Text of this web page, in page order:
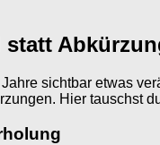
statt
sichtbar etwas
Hier tauschst